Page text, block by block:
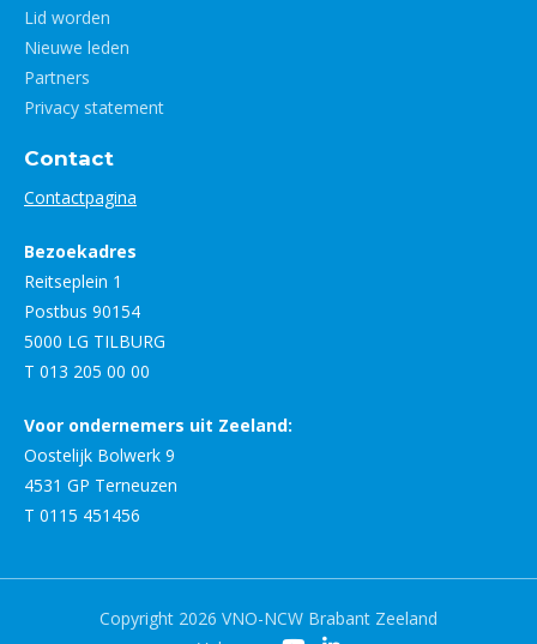
Lid worden
Nieuwe leden
Partners
Privacy statement
Contact
Contactpagina
Bezoekadres
Reitseplein 1
Postbus 90154
5000 LG TILBURG
T 013 205 00 00
Voor ondernemers uit Zeeland:
Oostelijk Bolwerk 9
4531 GP Terneuzen
T 0115 451456
Copyright 2026 VNO-NCW Brabant Zeeland